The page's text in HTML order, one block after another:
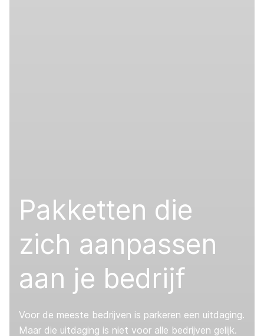
Pakketten die
zich aanpassen
aan je bedrijf
Voor de meeste bedrijven is parkeren een uitdaging.
Maar die uitdaging is niet voor alle bedrijven gelijk.